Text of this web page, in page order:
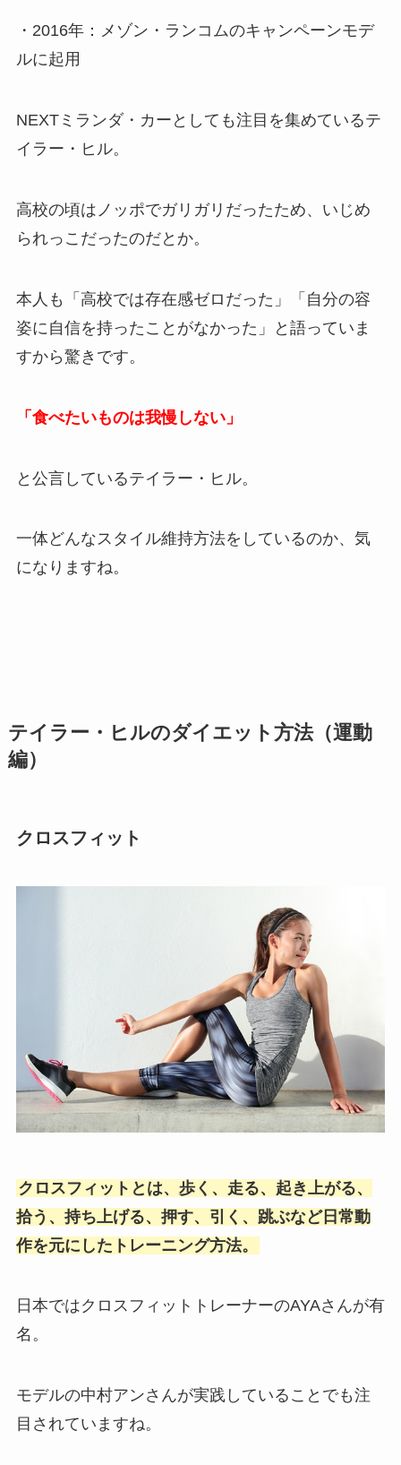
・2016年：メゾン・ランコムのキャンペーンモデ
ルに起用
NEXTミランダ・カーとしても注目を集めているテ
イラー・ヒル。
高校の頃はノッポでガリガリだったため、いじめ
られっこだったのだとか。
本人も「高校では存在感ゼロだった」「自分の容
姿に自信を持ったことがなかった」と語っていま
すから驚きです。
「食べたいものは我慢しない」
と公言しているテイラー・ヒル。
一体どんなスタイル維持方法をしているのか、気
になりますね。
テイラー・ヒルのダイエット方法（運動
編）
クロスフィット
クロスフィットとは、歩く、走る、起き上がる、
拾う、持ち上げる、押す、引く、跳ぶなど日常動
作を元にしたトレーニング方法。
日本ではクロスフィットトレーナーのAYAさんが有
名。
モデルの中村アンさんが実践していることでも注
目されていますね。